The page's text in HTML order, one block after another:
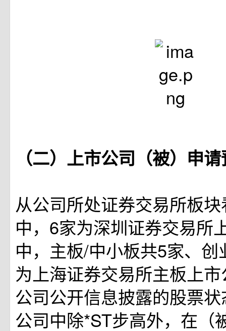
（二）上市公司（被）申
从公司所处证券交易所板
中，6家为深圳证券交易所
中，主板/中小板共5家、创
为上海证券交易所主板上
公司公开信息披露的股票
公司中除*ST步高外，在（